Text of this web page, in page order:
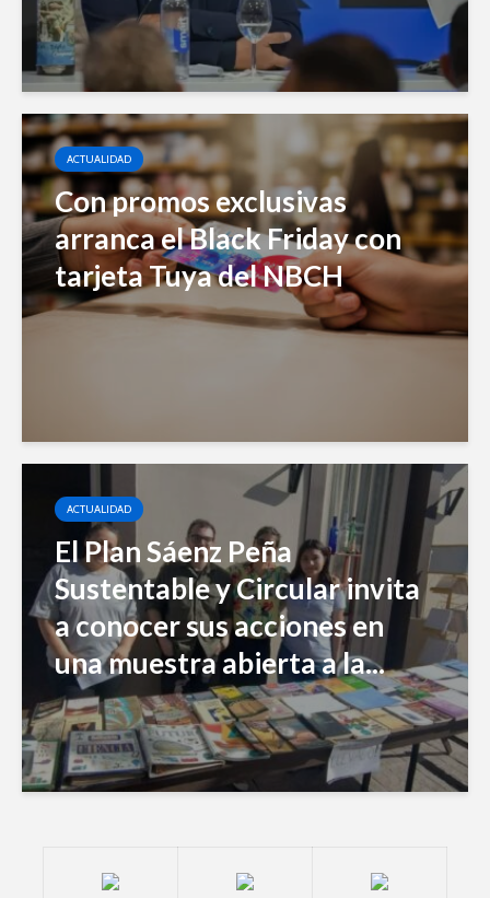
ACTUALIDAD
Con promos exclusivas
arranca el Black Friday con
tarjeta Tuya del NBCH
ACTUALIDAD
El Plan Sáenz Peña
Sustentable y Circular invita
a conocer sus acciones en
una muestra abierta a la...